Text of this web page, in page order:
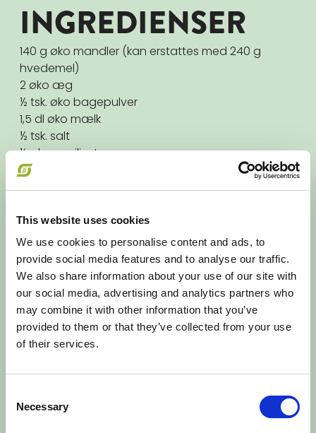
This website uses cookies
We use cookies to personalise content and ads, to
provide social media features and to analyse our traffic.
We also share information about your use of our site with
our social media, advertising and analytics partners who
may combine it with other information that you’ve
provided to them or that they’ve collected from your use
of their services.
Selection
Necessary
INGREDIENSER
140 g øko mandler (kan erstattes med 240 g
hvedemel)
2 øko æg
½ tsk. øko bagepulver
1,5 dl øko mælk
½ tsk. salt
½ øko vaniljestang
1 moden øko banan
Øko smør til stegning
FREMGANGSMÅDE
4 STK.
Start med at lave mandlerne til mandelmel – kom
mandlerne i en foodprocessor og blend dem
indtil de bliver til helt fint mel. Mandelmelen kan
erstattes med hvedemel.
Rør mandelmel sammen med æg, bagepulver,
mælk, salt og korn fra ½ vaniljestang. Rør det hele
Mos bananen med en gaffel og rør mosen i dejen.
pladerne grundigt med smør. Kom 3-4 spsk. dej